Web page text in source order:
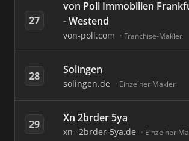
27
von Poll Immobilien
- Westend
von-poll.com Franchise-Makler
28 Solingen
solingen.de Einzelner Makler
29 Xn 2brder 5ya
xn--2brder-5ya.de Einzelner